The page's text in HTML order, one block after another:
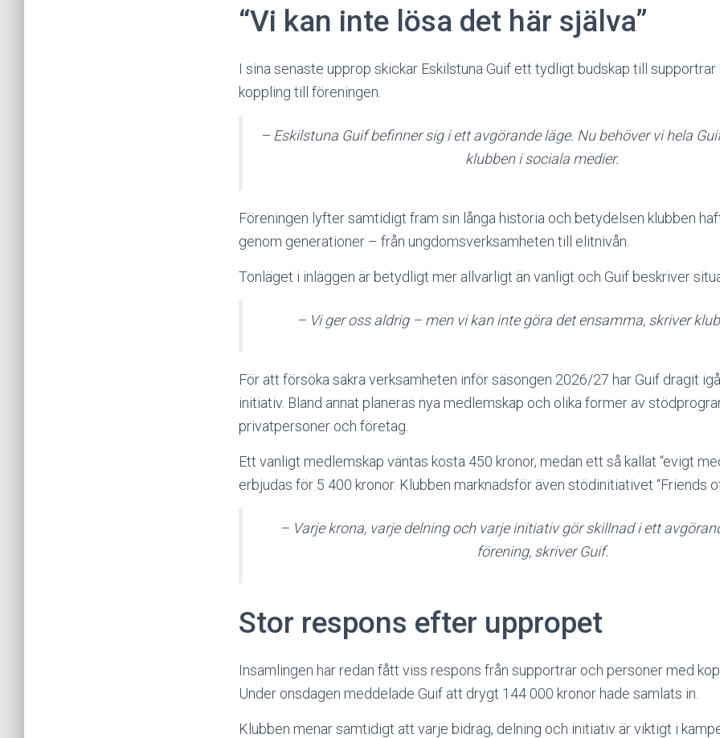
“Vi kan inte lösa det här själva”
I sina senaste upprop skickar Eskilstuna Guif ett tydligt budskap till
koppling till föreningen.
– Eskilstuna Guif befinner sig i ett avgörande läge. Nu behöver vi hela
klubben i sociala medier.
Föreningen lyfter samtidigt fram sin långa historia och betydelsen klubben
genom generationer – från ungdomsverksamheten till elitnivån.
Tonläget i inläggen är betydligt mer allvarligt än vanligt och Guif beskriver
– Vi ger oss aldrig – men vi kan inte göra det ensamma, skriver
För att försöka säkra verksamheten inför säsongen 2026/27 har Guif dragit
initiativ. Bland annat planeras nya medlemskap och olika former av
privatpersoner och företag.
Ett vanligt medlemskap väntas kosta 450 kronor, medan ett så kallat “evigt
erbjudas för 5 400 kronor. Klubben marknadsför även stödinitiativet “Friends
– Varje krona, varje delning och varje initiativ gör skillnad i ett
förening, skriver Guif.
Stor respons efter uppropet
Insamlingen har redan fått viss respons från supportrar och personer med
Under onsdagen meddelade Guif att drygt 144 000 kronor hade samlats in.
Klubben menar samtidigt att varje bidrag, delning och initiativ är viktigt i